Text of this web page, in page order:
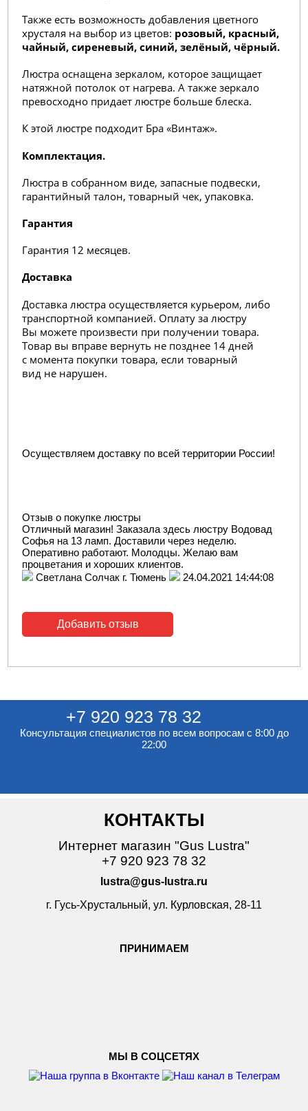
Также есть возможность добавления цветного
хрусталя на выбор из цветов: розовый, красный,
чайный, сиреневый, синий, зелёный, чёрный.
Люстра оснащена зеркалом, которое защищает
натяжной потолок от нагрева. А также зеркало
превосходно придает люстре больше блеска.
К этой люстре подходит Бра «Винтаж».
Комплектация.
Люстра в собранном виде, запасные подвески,
гарантийный талон, товарный чек, упаковка.
Гарантия
Гарантия 12 месяцев.
Доставка
Доставка люстра осуществляется курьером, либо
транспортной компанией. Оплату за люстру
Вы можете произвести при получении товара.
Товар вы вправе вернуть не позднее 14 дней
с момента покупки товара, если товарный
вид не нарушен.
Осуществляем доставку по всей территории России!
Отзыв о покупке люстры
Отличный магазин! Заказала здесь люстру Водовад
Софья на 13 ламп. Доставили через неделю.
Оперативно работают. Молодцы. Желаю вам
процветания и хороших клиентов.
Светлана Солчак г. Тюмень
24.04.2021 14:44:08
Добавить отзыв
+7 920 923 78 32
Консультация специалистов по всем вопросам с 8:00 до
22:00
КОНТАКТЫ
Интернет магазин "Gus Lustra"
+7 920 923 78 32
lustra@gus-lustra.ru
г. Гусь-Хрустальный, ул. Курловская, 28-11
ПРИНИМАЕМ
МЫ В СОЦСЕТЯХ